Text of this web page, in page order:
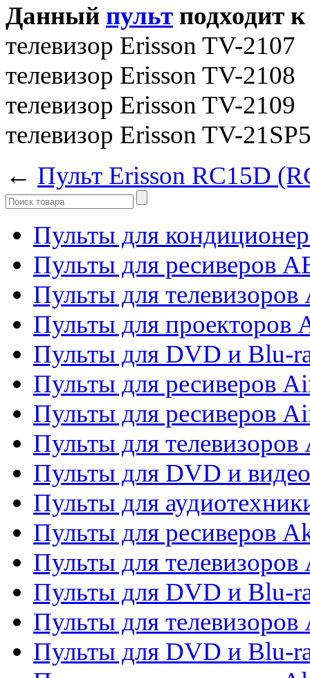
Данный пульт подходит
телевизор Erisson TV-2107
телевизор Erisson TV-2108
телевизор Erisson TV-2109
телевизор Erisson TV-
← Пульт Erisson RC15D
Пульты для
Пульты для ресиверов
Пульты для телевизоров
Пульты для проекторов
Пульты для DVD и Blu-
Пульты для ресиверов
Пульты для ресиверов
Пульты для телевизоров
Пульты для DVD и
Пульты для
Пульты для ресиверов
Пульты для телевизоров
Пульты для DVD и Blu-
Пульты для
Пульты для DVD и Blu-